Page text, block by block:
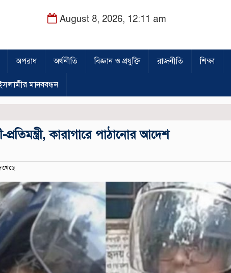
August 8, 2026, 12:11 am
অপরাধ অর্থনীতি বিজ্ঞান ও প্রযুক্তি রাজনীতি শিক্ষা
মানববন্ধন
কারাগারে পাঠানোর আদেশ